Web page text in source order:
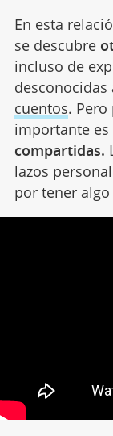
En esta
se descubre
incluso de
cuentos.
importante
compartidas.
lazos
por tener